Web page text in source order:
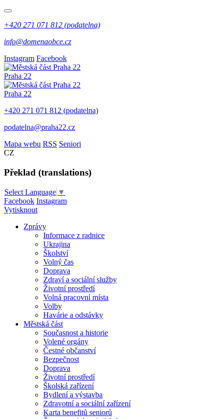
+420 271 071 812 (podatelna)
info@domenaobce.cz
Instagram Facebook
Praha 22
Praha 22
+420 271 071 812 (podatelna)
podatelna@praha22.cz
Mapa webu RSS Seniori
CZ
Překlad (translations)
Select Language ▼
Facebook Instagram
Vytisknout
Zprávy
Informace z radnice
Ukrajina
Školství
Volný čas
Doprava
Zdraví a sociální služby
Životní prostředí
Volná pracovní místa
Volby
Havárie a odstávky
Městská část
Současnost a historie
Volené orgány
Čestné občanství
Bezpečnost
Doprava
Životní prostředí
Školská zařízení
Bydlení a výstavba
Zdravotní a sociální zařízení
Karta benefitů seniorů